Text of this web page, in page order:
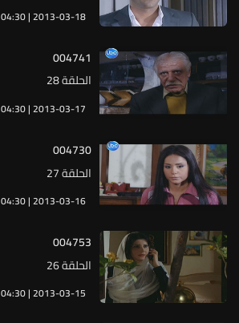
04:30 | 2013-03-18
04:30 | 2013-03-17
الحلقة 28
004741
04:30 | 2013-03-16
الحلقة 27
004730
04:30 | 2013-03-15
الحلقة 26
004753